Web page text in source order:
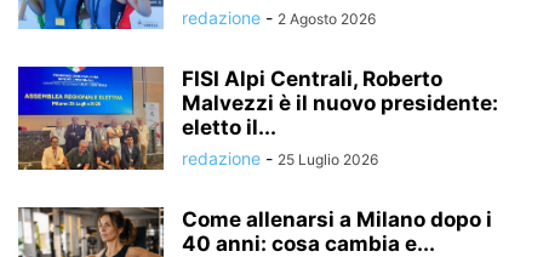
redazione - 2 Agosto 2026
FISI Alpi Centrali, Roberto
Malvezzi è il nuovo presidente:
eletto il...
redazione - 25 Luglio 2026
Come allenarsi a Milano dopo i
40 anni: cosa cambia e...